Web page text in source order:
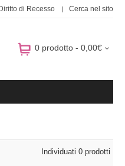
Diritto di Recesso Cerca nel sito
0 prodotto - 0,00€
Individuati 0 prodotti